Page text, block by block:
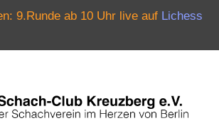
9.Runde ab 10 Uhr live auf Lichess